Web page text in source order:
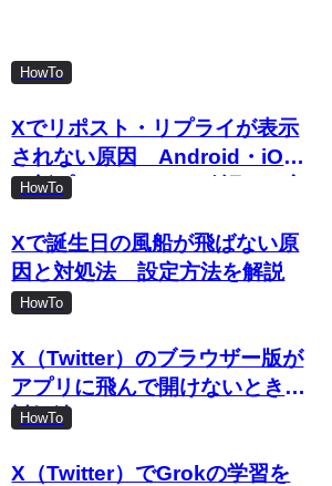
HowTo
Xでリポスト・リプライが表示
されない原因 Android・iOS
の新プロフィールで確認する方
HowTo
Xで誕生日の風船が飛ばない原
因と対処法 設定方法を解説
HowTo
X（Twitter）のブラウザー版が
アプリに飛んで開けないときの
対処法
HowTo
X（Twitter）でGrokの学習を